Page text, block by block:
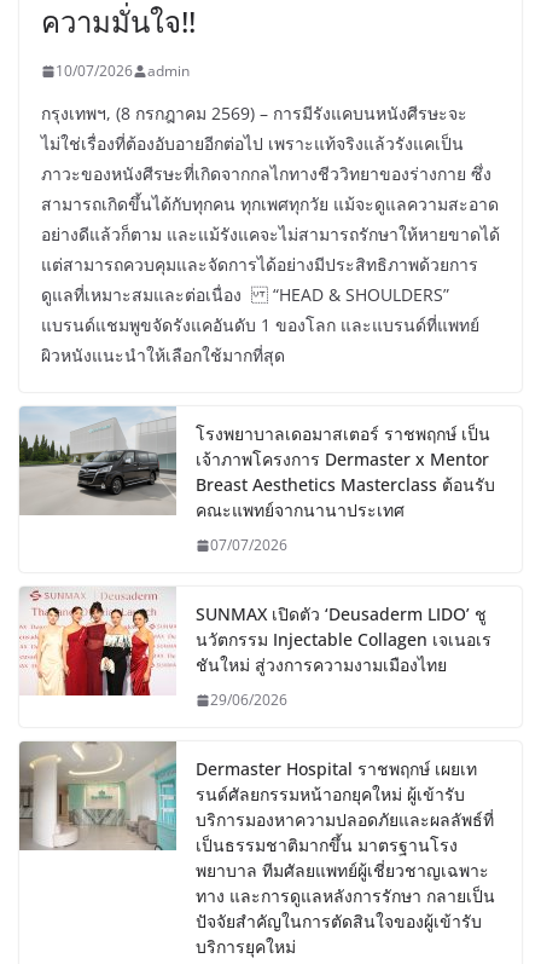
ความมั่นใจ!!
10/07/2026 admin
กรุงเทพฯ, (8 กรกฎาคม 2569) – การมีรังแคบนหนังศีรษะจะ
ไม่ใช่เรื่องที่ต้องอับอายอีกต่อไป เพราะแท้จริงแล้วรังแคเป็น
ภาวะของหนังศีรษะที่เกิดจากกลไกทางชีววิทยาของร่างกาย ซึ่ง
สามารถเกิดขึ้นได้กับทุกคน ทุกเพศทุกวัย แม้จะดูแลความสะอาด
อย่างดีแล้วก็ตาม และแม้รังแคจะไม่สามารถรักษาให้หายขาดได้
แต่สามารถควบคุมและจัดการได้อย่างมีประสิทธิภาพด้วยการ
ดูแลที่เหมาะสมและต่อเนื่อง “HEAD & SHOULDERS”
แบรนด์แชมพูขจัดรังแคอันดับ 1 ของโลก และแบรนด์ที่แพทย์
ผิวหนังแนะนำให้เลือกใช้มากที่สุด
โรงพยาบาลเดอมาสเตอร์ ราชพฤกษ์ เป็น
เจ้าภาพโครงการ Dermaster x Mentor
Breast Aesthetics Masterclass ต้อนรับ
คณะแพทย์จากนานาประเทศ
07/07/2026
SUNMAX เปิดตัว ‘Deusaderm LIDO’ ชู
นวัตกรรม Injectable Collagen เจเนอเร
ชันใหม่ สู่วงการความงามเมืองไทย
29/06/2026
Dermaster Hospital ราชพฤกษ์ เผยเท
รนด์ศัลยกรรมหน้าอกยุคใหม่ ผู้เข้ารับ
บริการมองหาความปลอดภัยและผลลัพธ์ที่
เป็นธรรมชาติมากขึ้น มาตรฐานโรง
พยาบาล ทีมศัลยแพทย์ผู้เชี่ยวชาญเฉพาะ
ทาง และการดูแลหลังการรักษา กลายเป็น
ปัจจัยสำคัญในการตัดสินใจของผู้เข้ารับ
บริการยุคใหม่